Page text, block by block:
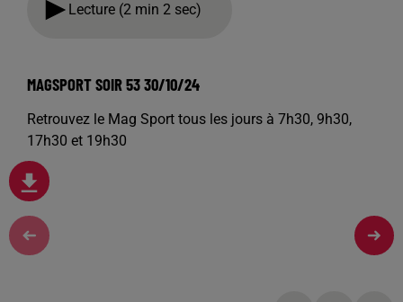
Lecture (2 min 2 sec)
MAGSPORT SOIR 53 30/10/24
Retrouvez le Mag Sport tous les jours à 7h30, 9h30,
17h30 et 19h30